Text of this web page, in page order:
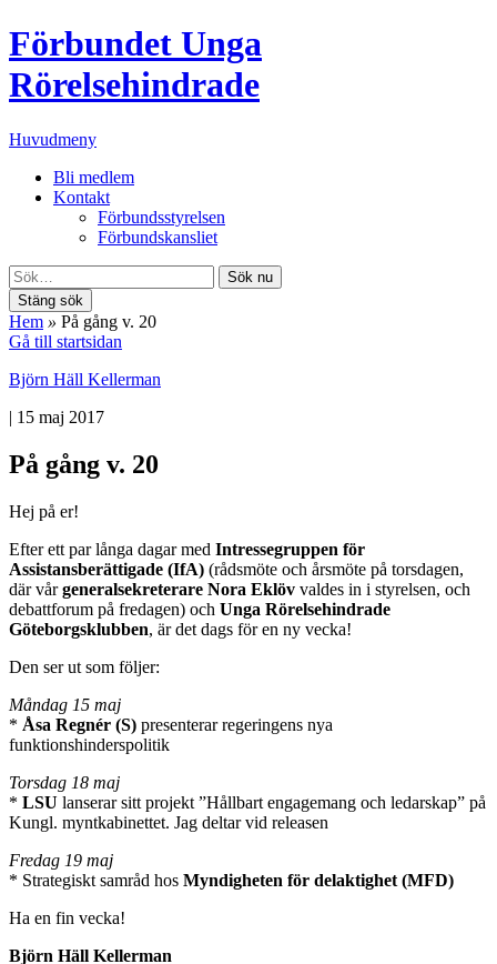
Förbundet Unga
Rörelsehindrade
Huvudmeny
Bli medlem
Kontakt
Förbundsstyrelsen
Förbundskansliet
Sök nu
Stäng sök
Hem » På gång v. 20
Gå till startsidan
Björn Häll Kellerman
| 15 maj 2017
På gång v. 20
Hej på er!
Efter ett par långa dagar med Intressegruppen för
Assistansberättigade (IfA) (rådsmöte och årsmöte på torsdagen,
där vårgeneralsekreterare Nora Eklöv valdes in i styrelsen, och
debattforum på fredagen) och Unga Rörelsehindrade
Göteborgsklubben, är det dags för en ny vecka!
Den ser ut som följer:
Måndag 15 maj
* Åsa Regnér (S) presenterar regeringens nya
funktionshinderspolitik
Torsdag 18 maj
* LSU lanserar sitt projekt ”Hållbart engagemang och ledarskap” på
Kungl. myntkabinettet. Jag deltar vid releasen
Fredag 19 maj
* Strategiskt samråd hos Myndigheten för delaktighet (MFD)
Ha en fin vecka!
Björn Häll Kellerman